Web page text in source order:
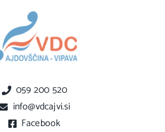
059 200 520
info@vdcajvi.si
Facebook